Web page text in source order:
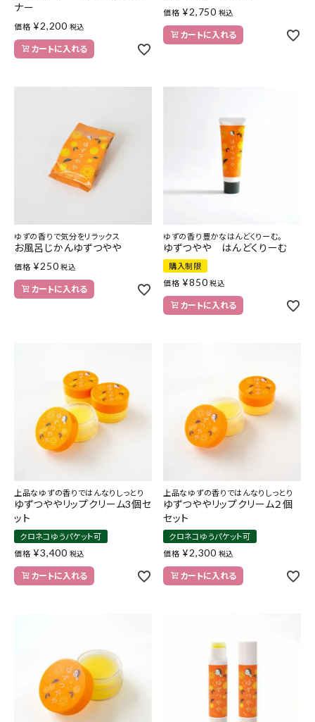
ナー
価格 ¥2,200 税込
カートに入れる
価格 ¥2,750 税込
カートに入れる
ゆずの香りで気分をリラックス
お風呂じかんゆずつやや
価格 ¥250 税込
カートに入れる
ゆずの香り豊かなはんどくりーむ。
ゆずつやや はんどくりーむ
購入制限
価格 ¥850 税込
カートに入れる
上品なゆずの香りではんなりしっとり
ゆずつややリップクリーム3個セ
ット
クロネコゆうパケット可
価格 ¥3,400 税込
カートに入れる
上品なゆずの香りではんなりしっとり
ゆずつややリップクリーム２個
セット
クロネコゆうパケット可
価格 ¥2,300 税込
カートに入れる